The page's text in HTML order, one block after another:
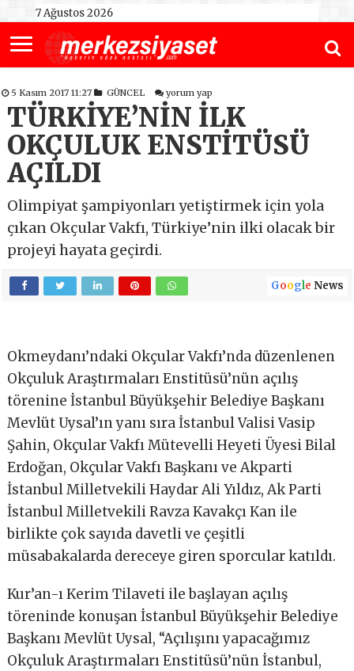
7 Ağustos 2026
5 Kasım 2017 11:27 GÜNCEL yorum yap
TÜRKİYE’NİN İLK
OKÇULUK ENSTİTÜSÜ
AÇILDI
Olimpiyat şampiyonları yetiştirmek için yola
çıkan Okçular Vakfı, Türkiye’nin ilki olacak bir
projeyi hayata geçirdi.
Google News
Okmeydanı’ndaki Okçular Vakfı’nda düzenlenen
Okçuluk Araştırmaları Enstitüsü’nün açılış
törenine İstanbul Büyükşehir Belediye Başkanı
Mevlüt Uysal’ın yanı sıra İstanbul Valisi Vasip
Şahin, Okçular Vakfı Mütevelli Heyeti Üyesi Bilal
Erdoğan, Okçular Vakfı Başkanı ve Akparti
İstanbul Milletvekili Haydar Ali Yıldız, Ak Parti
İstanbul Milletvekili Ravza Kavakçı Kan ile
birlikte çok sayıda davetli ve çeşitli
müsabakalarda dereceye giren sporcular katıldı.
Kur’an-ı Kerim Tilaveti ile başlayan açılış
töreninde konuşan İstanbul Büyükşehir Belediye
Başkanı Mevlüt Uysal, “Açılışını yapacağımız
Okçuluk Araştırmaları Enstitüsü’nün İstanbul,